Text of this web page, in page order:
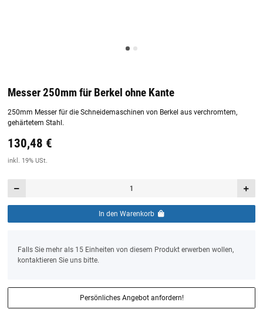
Messer 250mm für Berkel ohne Kante
250mm Messer für die Schneidemaschinen von Berkel aus verchromtem,
gehärtetem Stahl.
Preis: 19,44 €inkl. 19% USt.
130,48 €
inkl. 19% USt.
In den Warenkorb
Falls Sie mehr als 15 Einheiten von diesem Produkt erwerben wollen,
kontaktieren Sie uns bitte.
Persönliches Angebot anfordern!